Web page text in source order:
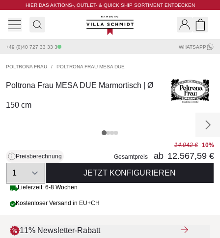
HIER DAS AKTIONS-, OUTLET- & QUICK SHIP SORTIMENT ENTDECKEN
Villa Schmidt
+49 (0)40 727 33 33 3 WHATSAPP
POLTRONA FRAU / POLTRONA FRAU MESA DUE
Poltrona Frau MESA DUE Marmortisch | Ø
150 cm
Preisberechnung
14.042 € 10%
Gesamtpreis
ab 12.567,59 €
Quantity
JETZT KONFIGURIEREN
Lieferzeit: 6-8 Wochen
Kostenloser Versand in EU+CH
11% Newsletter-Rabatt